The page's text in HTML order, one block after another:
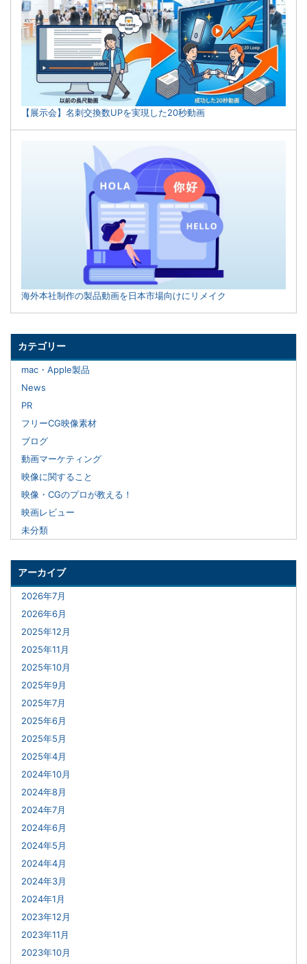
【展示会】名刺交換数UPを実現した20秒動画
海外本社制作の製品動画を日本市場向けにリメイク
カテゴリー
mac・Apple製品
News
PR
フリーCG映像素材
ブログ
動画マーケティング
映像に関すること
映像・CGのプロが教える！
映画レビュー
未分類
アーカイブ
2026年7月
2026年6月
2025年12月
2025年11月
2025年10月
2025年9月
2025年7月
2025年6月
2025年5月
2025年4月
2024年10月
2024年8月
2024年7月
2024年6月
2024年5月
2024年4月
2024年3月
2024年1月
2023年12月
2023年11月
2023年10月